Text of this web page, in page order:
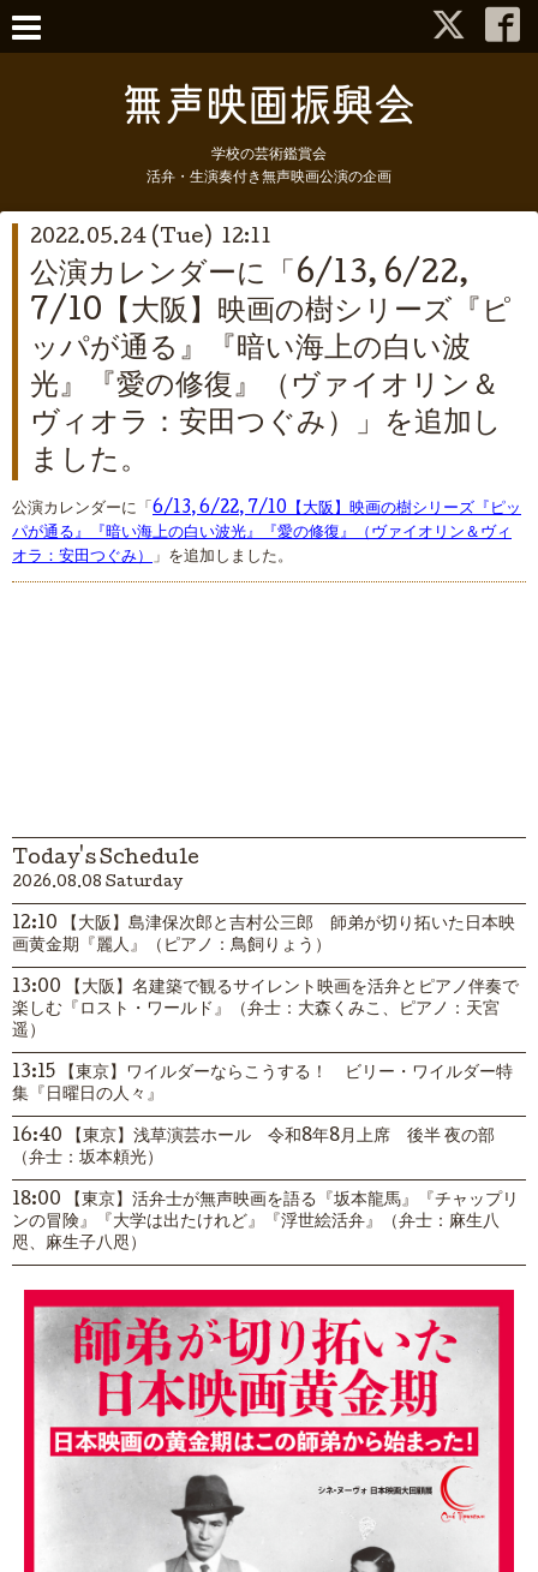
学校の芸術鑑賞会
活弁・生演奏付き無声映画公演の企画
2022.05.24 (Tue) 12:11
公演カレンダーに「6/13, 6/22,
7/10【大阪】映画の樹シリーズ『ピ
ッパが通る』『暗い海上の白い波
光』『愛の修復』（ヴァイオリン＆
ヴィオラ：安田つぐみ）」を追加し
ました。
公演カレンダーに「 6/13, 6/22, 7/10【大阪】映画の樹シリーズ『ピッ
パが通る』『暗い海上の白い波光』『愛の修復』（ヴァイオリン＆ヴィ
オラ：安田つぐみ） 」を追加しました。
Today's Schedule
2026.08.08 Saturday
12:10 【大阪】島津保次郎と吉村公三郎 師弟が切り拓いた日本映
画黄金期『麗人』（ピアノ：鳥飼りょう）
13:00 【大阪】名建築で観るサイレント映画を活弁とピアノ伴奏で
楽しむ『ロスト・ワールド』（弁士：大森くみこ、ピアノ：天宮
遥）
13:15 【東京】ワイルダーならこうする！ ビリー・ワイルダー特
集『日曜日の人々』
16:40 【東京】浅草演芸ホール 令和8年8月上席 後半 夜の部
（弁士：坂本頼光）
18:00 【東京】活弁士が無声映画を語る『坂本龍馬』『チャップリ
ンの冒険』『大学は出たけれど』『浮世絵活弁』（弁士：麻生八
咫、麻生子八咫）